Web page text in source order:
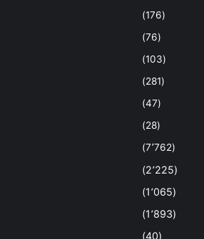
(176)
(76)
(103)
(281)
(47)
(28)
(7٬762)
(2٬225)
(1٬065)
(1٬893)
(40)